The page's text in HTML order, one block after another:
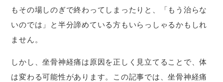
もその場しのぎで終わってしまったりと、「もう治らな
いのでは」と半分諦めている方もいらっしゃるかもしれ
ません。
しかし、坐骨神経痛は原因を正しく見立てることで、体
は変わる可能性があります。この記事では、坐骨神経痛